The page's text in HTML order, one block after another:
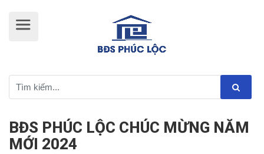
BĐS PHÚC LỘC CHÚC MỪNG NĂM
MỚI 2024